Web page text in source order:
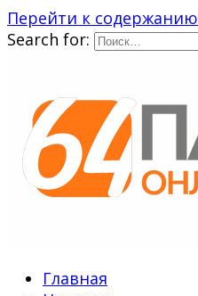
Перейти к содержанию
Search for:
Главная